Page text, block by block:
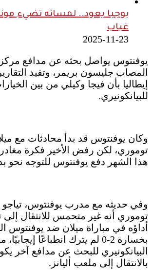
بوجبا يعود.. لمساته تضيء
غياب
2025-11-23
يوفنتوس يواصل بحثه عن مدافع
المصاب جليسون بريمر، وتفيد
إيطاليا بأن فيجا وكيلي من بين
للبيانكونيري.
وكان يوفنتوس قد بدأ محادثات مع
توموري، لكن رفض الأخير فكرة
هذا الشهر دفع يوفنتوس للتوجه نحو
وفي حديثه مع مدرب يوفنتوس، تياجو
توموري أنه غير متحمس للانتقال إلى
أداؤه في مباراة ميلان ضد يوفنتوس
بخسارة 2-0 لم يترك انطباعًا
البيانكونيري للبحث عن مدافع آخر
بالانتقال إلى ملعب أليانز.